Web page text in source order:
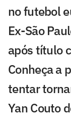
no futebol
Ex-São
após título
Conheça a
tentar
Yan Couto